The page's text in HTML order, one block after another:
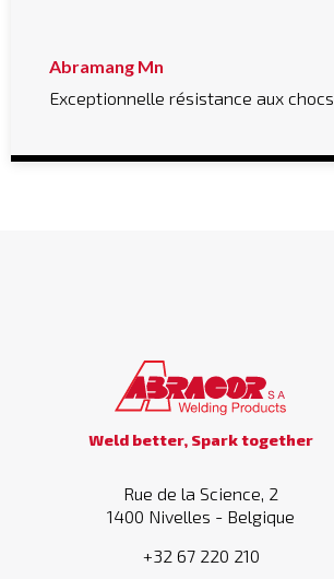
Abramang Mn
Exceptionnelle résistance aux chocs
Weld better, Spark together
Rue de la Science, 2
1400 Nivelles - Belgique
+32 67 220 210